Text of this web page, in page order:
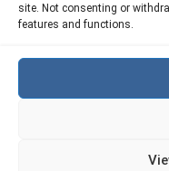
site. Not consenting or
features and functions.
我们的 API
eSIM5G 退款政策